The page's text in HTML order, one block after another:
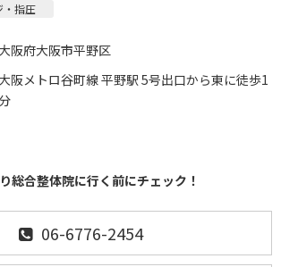
・指圧
阪府大阪市平野区
阪メトロ谷町線 平野駅 5号出口から東に徒歩1
総合整体院に行く前にチェック！
06-6776-2454